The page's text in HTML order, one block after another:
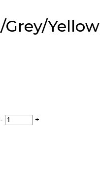
Yellow
- +